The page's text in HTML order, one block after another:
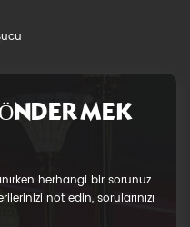
herhangi bir sorunuz
not edin, sorularınızı